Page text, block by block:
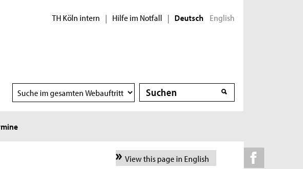
TH Köln intern | Hilfe im Notfall | Deutsch English
Suchbereich
wählen
Suche
Suche
View this page in English